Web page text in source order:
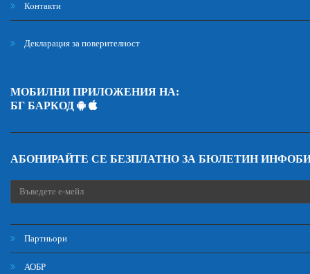
Контакти
Декларация за поверителност
МОБИЛНИ ПРИЛОЖЕНИЯ НА:
БГ БАРКОД
АБОНИРАЙТЕ СЕ БЕЗПЛАТНО ЗА БЮЛЕТИН
Партньори
АОБР